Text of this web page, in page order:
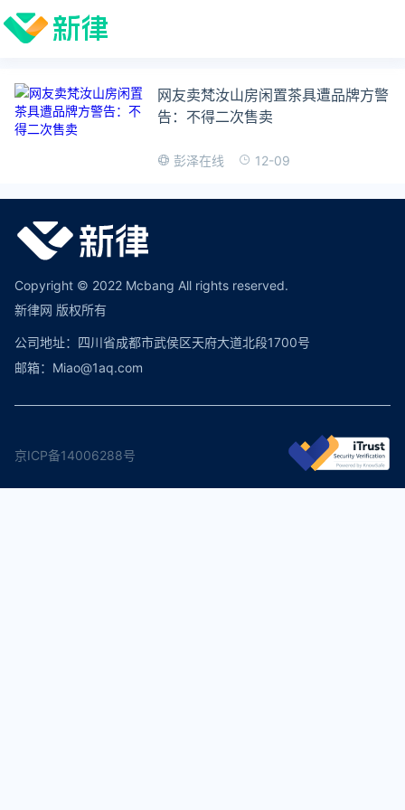
网友卖梵汝山房闲置茶具遭品牌方警
告：不得二次售卖
彭泽在线 12-09
Copyright © 2022 Mcbang All rights reserved.
新律网 版权所有
公司地址：四川省成都市武侯区天府大道北段1700号
邮箱：Miao@1aq.com
京ICP备14006288号